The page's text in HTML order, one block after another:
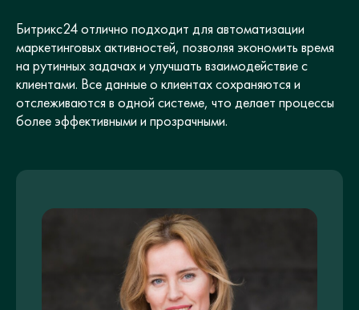
Битрикс24 отлично подходит для автоматизации
маркетинговых активностей, позволяя экономить время
на рутинных задачах и улучшать взаимодействие с
клиентами. Все данные о клиентах сохраняются и
отслеживаются в одной системе, что делает процессы
более эффективными и прозрачными.